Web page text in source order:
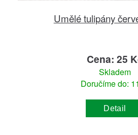
Umělé tulipány
Cena: 25
Skladem
Doručíme do:
Detail